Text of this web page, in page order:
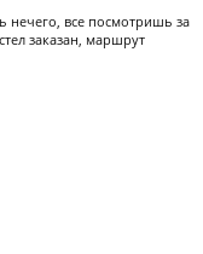
нечего, все посмотришь за
заказан, маршрут